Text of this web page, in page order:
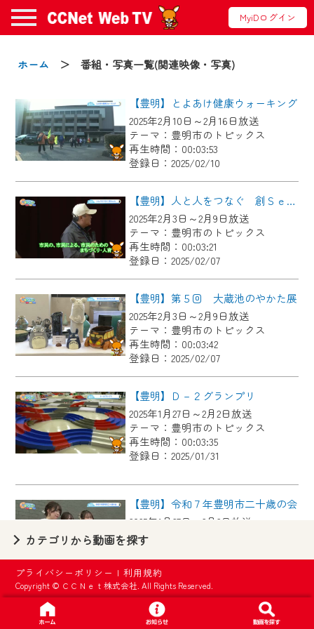
MyiDログイン
ホーム ＞ 番組・写真一覧(関連映像・写真)
【豊明】とよあけ健康ウォーキング
2025年2月10日～2月16日放送
テーマ：豊明市のトピックス
再生時間：00:03:53
登録日：2025/02/10
【豊明】人と人をつなぐ 創Ｓｅｅｄｓ
2025年2月3日～2月9日放送
テーマ：豊明市のトピックス
再生時間：00:03:21
登録日：2025/02/07
【豊明】第５回 大蔵池のやかた展
2025年2月3日～2月9日放送
テーマ：豊明市のトピックス
再生時間：00:03:42
登録日：2025/02/07
【豊明】Ｄ－２グランプリ
2025年1月27日～2月2日放送
テーマ：豊明市のトピックス
再生時間：00:03:35
登録日：2025/01/31
【豊明】令和７年豊明市二十歳の会
2025年1月27日～2月2日放送
テーマ：豊明市のトピックス
再生時間：00:04:02
登録日：2025/01/31
【豊明】冬のコンテナガーデン講習会
2025年1月20日～1月26日放送
カテゴリから動画を探す
プライバシーポリシー |利用規約
Copyright © ＣＣＮｅｔ株式会社. All Rights Reserved.
お知らせ
2024/09/02
動画配信サービス『CCNet Web TV』は2024
年9月24日からリニューアルします！
【変更点】
◆デザイン変更により、お住まいの地域
の動画コンテンツが一目瞭然。
◆当社アプリやＰＣブラウザから、いつ
でも・どこでも・外出先でも！
CCNetサービスエリア20市町の地域情報
番組をご視聴いただけます！
【ご注意】
2024年9月24日からはご加入者様へのサー
ビス向上のため、
『CCNet Web TV』を利用いただくには、
一部コンテンツを除き、
CCNetサービスへの加入と『CCNetマイ
ページ※』へのログインが必要となりま
す。
いたします。
要となります。
※MyIDとは、CCNet Web TVを含むCCNetの
各種サービスをご利用頂くためのIDです。
IDはお客様が使っているメールアドレス
で設定できます。